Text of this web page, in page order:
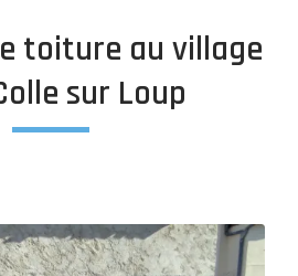
toiture au village
sur Loup